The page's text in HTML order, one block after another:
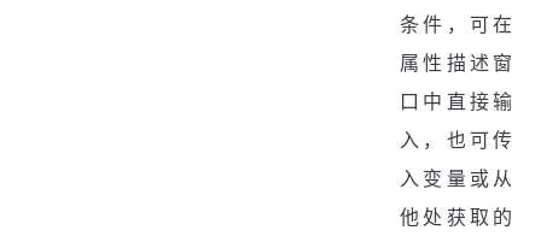
条件，可在
属性描述窗
口中直接输
入，也可传
入变量或从
他处获取的